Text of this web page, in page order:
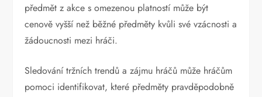
předmět z akce s omezenou platností může být
cenově vyšší než běžné předměty kvůli své vzácnosti a
žádoucnosti mezi hráči.
Sledování tržních trendů a zájmu hráčů může hráčům
pomoci identifikovat, které předměty pravděpodobně